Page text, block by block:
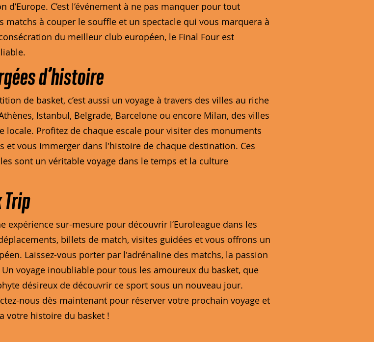
C’est l’événement à ne pas manquer pour tout
matchs à couper le souffle et un spectacle qui vous marquera à
du meilleur club européen, le Final Four est
d’histoire
de basket, c’est aussi un voyage à travers des villes au riche
Istanbul, Belgrade, Barcelone ou encore Milan, des villes
Profitez de chaque escale pour visiter des monuments
et vous immerger dans l'histoire de chaque destination. Ces
sont un véritable voyage dans le temps et la culture
expérience sur-mesure pour découvrir l’Euroleague dans les
billets de match, visites guidées et vous offrons un
Laissez-vous porter par l'adrénaline des matchs, la passion
voyage inoubliable pour tous les amoureux du basket, que
désireux de découvrir ce sport sous un nouveau jour.
nous dès maintenant pour réserver votre prochain voyage et
votre histoire du basket !